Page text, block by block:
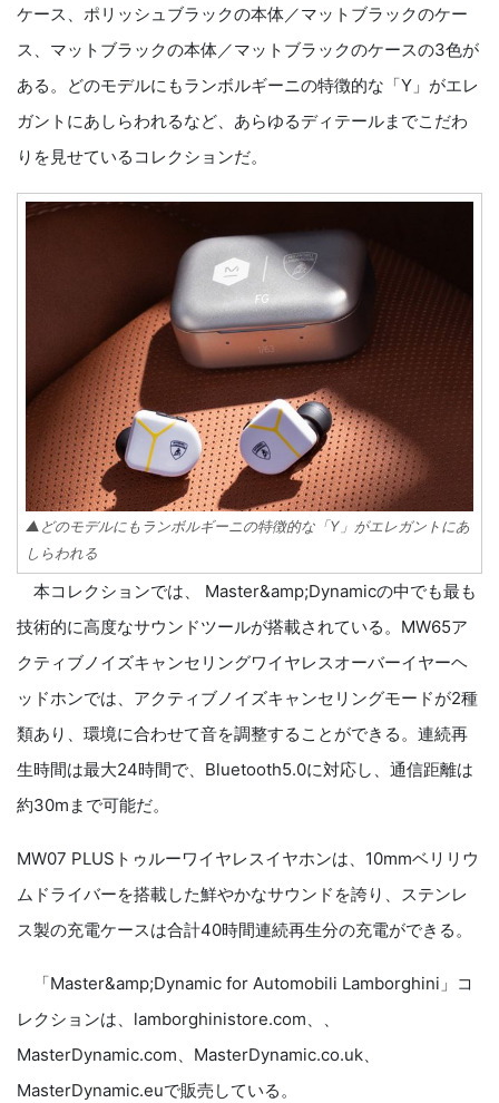
ケース、ポリッシュブラックの本体／マットブラックのケー
ス、マットブラックの本体／マットブラックのケースの3色が
ある。どのモデルにもランボルギーニの特徴的な「Y」がエレ
ガントにあしらわれるなど、あらゆるディテールまでこだわ
りを見せているコレクションだ。
▲どのモデルにもランボルギーニの特徴的な「Y」がエレガントにあ
しらわれる
本コレクションでは、 Master&amp;Dynamicの中でも最も
技術的に高度なサウンドツールが搭載されている。MW65ア
クティブノイズキャンセリングワイヤレスオーバーイヤーヘ
ッドホンでは、アクティブノイズキャンセリングモードが2種
類あり、環境に合わせて音を調整することができる。連続再
生時間は最大24時間で、Bluetooth5.0に対応し、通信距離は
約30mまで可能だ。
MW07 PLUSトゥルーワイヤレスイヤホンは、10mmベリリウ
ムドライバーを搭載した鮮やかなサウンドを誇り、ステンレ
ス製の充電ケースは合計40時間連続再生分の充電ができる。
「Master&amp;Dynamic for Automobili Lamborghini」コ
レクションは、lamborghinistore.com、、
MasterDynamic.com、MasterDynamic.co.uk、
MasterDynamic.euで販売している。